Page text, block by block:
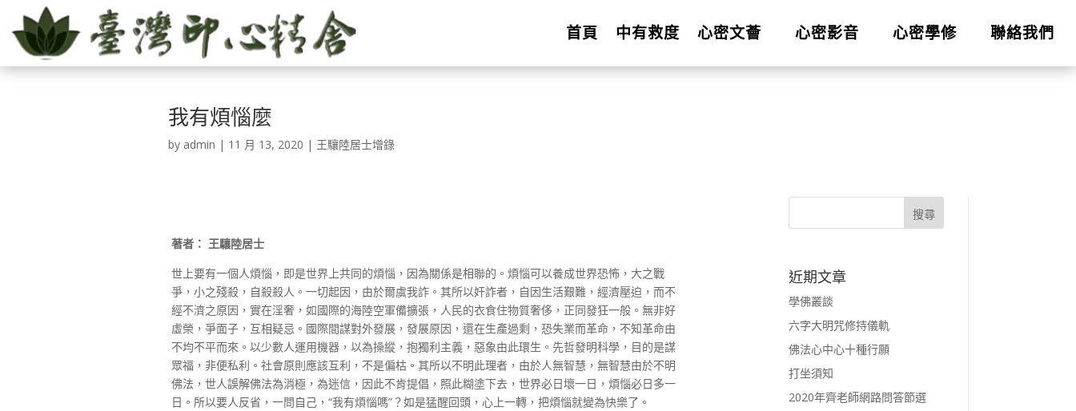
首頁 中有救度 心密文薈 心密影音 心密學修 聯絡我們
我有煩惱麼
by admin | 11 月 13, 2020 | 王驤陸居士增錄
著者： 王驤陸居士
世上要有一個人煩惱，即是世界上共同的煩惱，因為關係是相聯的。煩惱可以養成世界恐怖，大之戰
爭，小之殘殺，自殺殺人。一切起因，由於爾虞我詐。其所以奸詐者，自因生活艱難，經濟壓迫，而不
經不濟之原因，實在淫奢，如國際的海陸空軍備擴張，人民的衣食住物質奢侈，正同發狂一般。無非好
虛榮，爭面子，互相疑忌。國際間謀對外發展，發展原因，還在生產過剩，恐失業而革命，不知革命由
不均不平而來。以少數人運用機器，以為操縱，抱獨利主義，惡象由此環生。先哲發明科學，目的是謀
眾福，非便私利。社會原則應該互利，不是偏枯。其所以不明此理者，由於人無智慧，無智慧由於不明
佛法，世人誤解佛法為消極，為迷信，因此不肯提倡，照此糊塗下去，世界必日壞一日，煩惱必日多一
日。所以要人反省，一問自己，“我有煩惱嗎”？如是猛醒回頭，心上一轉，把煩惱就變為快樂了。
近期文章
學佛叢談
六字大明咒修持儀軌
佛法心中心十種行願
打坐須知
2020年齊老師網路問答節選